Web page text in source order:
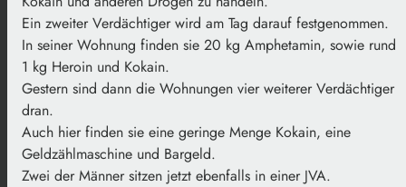
Ein zweiter Verdächtiger wird am Tag darauf festgenommen.
In seiner Wohnung finden sie 20 kg Amphetamin, sowie rund
1 kg Heroin und Kokain.
Gestern sind dann die Wohnungen vier weiterer Verdächtiger
dran.
Auch hier finden sie eine geringe Menge Kokain, eine
Geldzählmaschine und Bargeld.
Zwei der Männer sitzen jetzt ebenfalls in einer JVA.